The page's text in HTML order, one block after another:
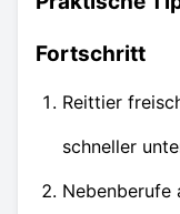
Fortschritt
Reittier
schneller
Nebenberufe